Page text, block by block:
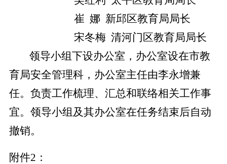
崔 娜 新邱区教育局局长
宋冬梅 清河门区教育局局长
领导小组下设办公室，办公室设在市教
育局安全管理科，办公室主任由李永增兼
任。 负责工作梳理、汇总和联络相关工作事
宜。 领导小组及其办公室在任务结束后自动
撤销。
附件2：